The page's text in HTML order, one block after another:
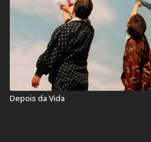
Depois da Vida